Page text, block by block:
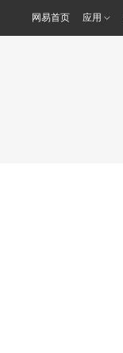
网易首页 应用